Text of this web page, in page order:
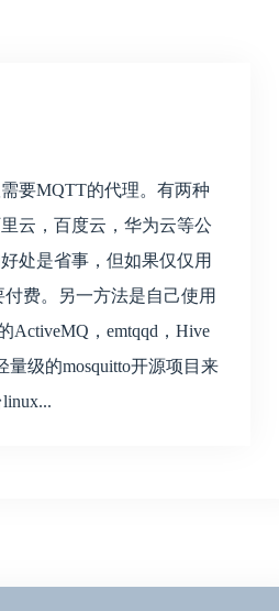
要MQTT的代理。有两种
云，百度云，华为云等公
处是省事，但如果仅仅用
费。另一方法是自己使用
ActiveMQ，emtqqd，Hive
量级的mosquitto开源项目来